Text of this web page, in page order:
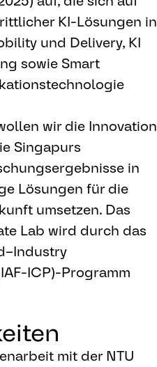
KI-Lösungen in
und Delivery, KI
sowie Smart
wir die Innovation
Singapurs
in
Lösungen für die
umsetzen. Das
Lab wird durch das
ICP)-Programm
mit der NTU